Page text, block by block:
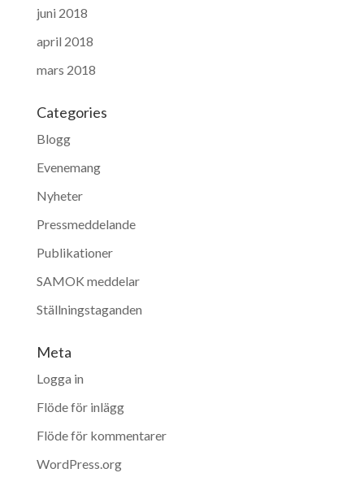
juni 2018
april 2018
mars 2018
Categories
Blogg
Evenemang
Nyheter
Pressmeddelande
Publikationer
SAMOK meddelar
Ställningstaganden
Meta
Logga in
Flöde för inlägg
Flöde för kommentarer
WordPress.org